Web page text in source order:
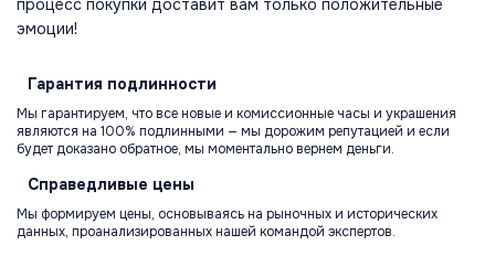
процесс покупки доставит вам только положительные
эмоции!
Гарантия подлинности
Мы гарантируем, что все новые и комиссионные часы и украшения
являются на 100% подлинными — мы дорожим репутацией и если
будет доказано обратное, мы моментально вернем деньги.
Справедливые цены
Мы формируем цены, основываясь на рыночных и исторических
данных, проанализированных нашей командой экспертов.